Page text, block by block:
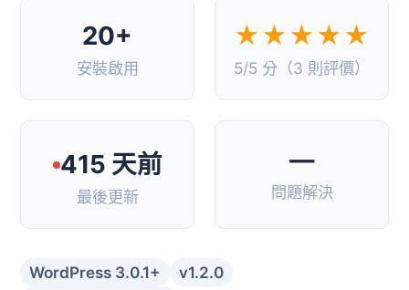
20+
安裝啟用
★★★★★
5/5 分（3 則評價）
415 天前
最後更新
—
問題解決
WordPress 3.0.1+
v1.2.0